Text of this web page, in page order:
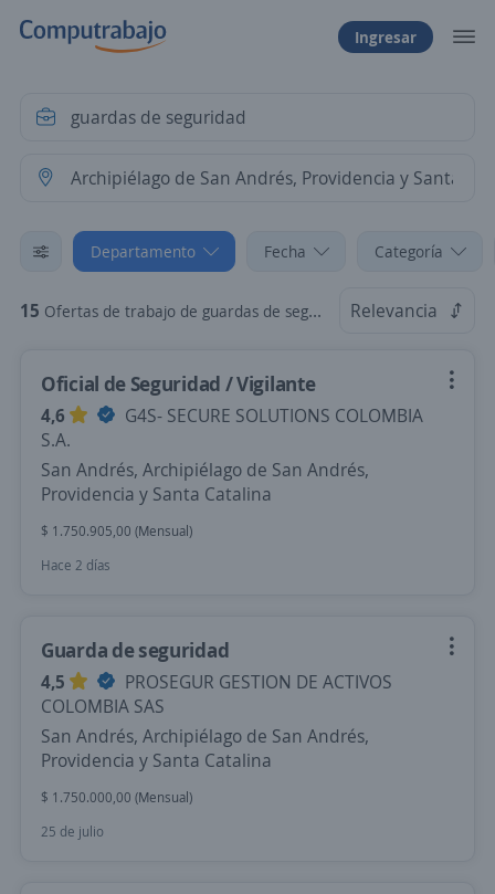
Ingresar
Departamento Fecha Categoría
15 Ofertas de trabajo de guardas de seguridad en Archipiélago de San Andrés, Providencia y Santa Catalina Relevancia
Oficial de Seguridad / Vigilante
4,6
G4S- SECURE SOLUTIONS COLOMBIA
S.A.
San Andrés, Archipiélago de San Andrés,
Providencia y Santa Catalina
$ 1.750.905,00 (Mensual)
Hace 2 días
Guarda de seguridad
4,5
PROSEGUR GESTION DE ACTIVOS
COLOMBIA SAS
San Andrés, Archipiélago de San Andrés,
Providencia y Santa Catalina
$ 1.750.000,00 (Mensual)
25 de julio